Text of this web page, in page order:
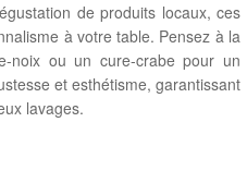
de produits locaux, ces
à votre table. Pensez à la
noix ou un cure-crabe pour un
et esthétisme, garantissant
lavages.